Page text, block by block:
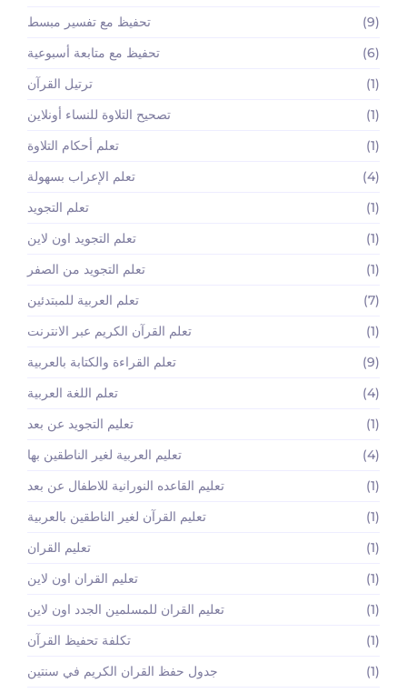
تحفيظ مع تفسير مبسط
(9)
تحفيظ مع متابعة أسبوعية
(6)
ترتيل القرآن
(1)
تصحيح التلاوة للنساء أونلاين
(1)
تعلم أحكام التلاوة
(1)
تعلم الإعراب بسهولة
(4)
تعلم التجويد
(1)
تعلم التجويد اون لاين
(1)
تعلم التجويد من الصفر
(1)
تعلم العربية للمبتدئين
(7)
تعلم القرآن الكريم عبر الانترنت
(1)
تعلم القراءة والكتابة بالعربية
(9)
تعلم اللغة العربية
(4)
تعليم التجويد عن بعد
(1)
تعليم العربية لغير الناطقين بها
(4)
تعليم القاعده النورانية للاطفال عن بعد
(1)
تعليم القرآن لغير الناطقين بالعربية
(1)
تعليم القران
(1)
تعليم القران اون لاين
(1)
تعليم القران للمسلمين الجدد اون لاين
(1)
تكلفة تحفيظ القرآن
(1)
جدول حفظ القران الكريم في سنتين
(1)